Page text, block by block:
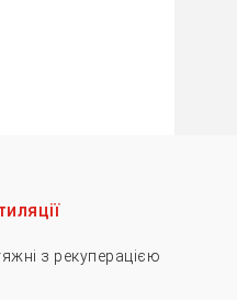
з рекуперацією